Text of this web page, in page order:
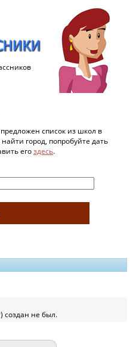
список из школ в
город, попробуйте дать
егоздесь.
создан не был.